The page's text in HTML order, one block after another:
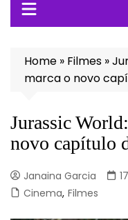
Home » Filmes »
marca o novo
Jurassic
novo capítulo
Janaina Garcia
Cinema, Filmes